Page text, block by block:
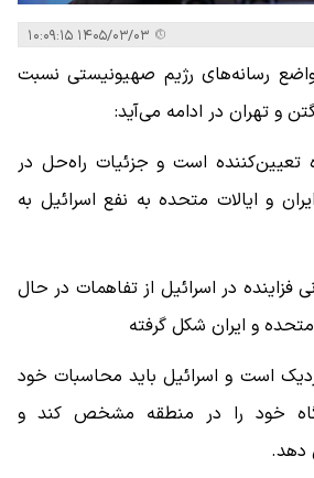
رسانه‌های رژیم صهیونیستی نسبت
و تهران در ادامه می‌آید:
آینده تعیین‌کننده است و جزئیات راه‌حل در
و ایالات متحده به نفع اسرائیل به
فزاینده در اسرائیل از تفاهمات در حال
و ایران شکل گرفته
است و اسرائیل باید محاسبات خود
خود را در منطقه مشخص کند و
دهد.